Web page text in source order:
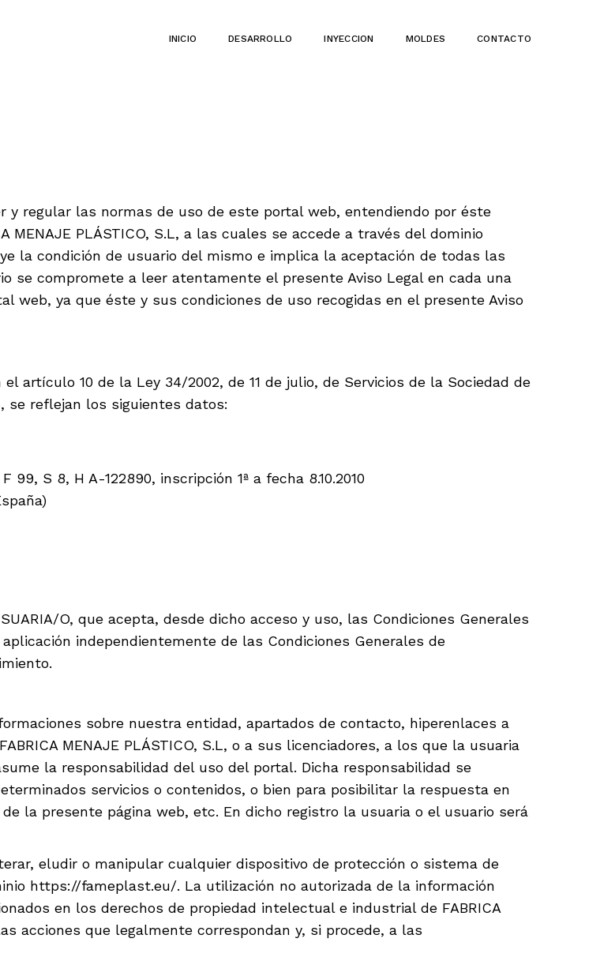
INICIO DESARROLLO INYECCION MOLDES CONTACTO
regular las normas de uso de este portal web, entendiendo por éste
PLÁSTICO, S.L, a las cuales se accede a través del dominio
la condición de usuario del mismo e implica la aceptación de todas las
se compromete a leer atentamente el presente Aviso Legal en cada una
web, ya que éste y sus condiciones de uso recogidas en el presente Aviso
artículo 10 de la Ley 34/2002, de 11 de julio, de Servicios de la Sociedad de
se reflejan los siguientes datos:
S 8, H A-122890, inscripción 1ª a fecha 8.10.2010
O, que acepta, desde dicho acceso y uso, las Condiciones Generales
independientemente de las Condiciones Generales de
sobre nuestra entidad, apartados de contacto, hiperenlaces a
MENAJE PLÁSTICO, S.L, o a sus licenciadores, a los que la usuaria
la responsabilidad del uso del portal. Dicha responsabilidad se
servicios o contenidos, o bien para posibilitar la respuesta en
la presente página web, etc. En dicho registro la usuaria o el usuario será
eludir o manipular cualquier dispositivo de protección o sistema de
https://fameplast.eu/. La utilización no autorizada de la información
en los derechos de propiedad intelectual e industrial de FABRICA
acciones que legalmente correspondan y, si procede, a las